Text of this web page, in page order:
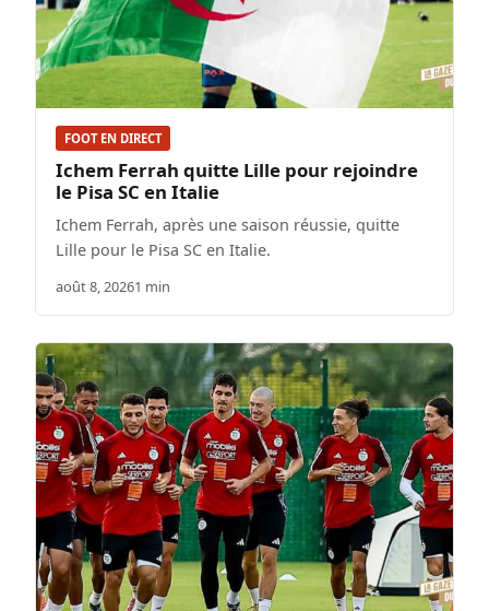
FOOT EN DIRECT
Ichem Ferrah quitte Lille pour rejoindre
le Pisa SC en Italie
Ichem Ferrah, après une saison réussie, quitte
Lille pour le Pisa SC en Italie.
août 8, 20261 min